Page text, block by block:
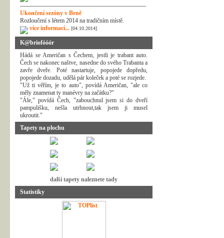
---------------------------------------------------------------
Ukončení sezóny v Brně
Rozloučení s létem 2014 na tradičním místě.
více informací... [04.10.2014]
K@briofóóór
Hádá se Američan s Čechem, jestli je trabant auto.
Čech se nakonec naštve, nasedne do svého Trabanta a
zavře dveře. Poté nastartuje, popojede dopředu,
popojede dozadu, udělá pár koleček a poté se rozjede.
"Už ti věřím, je to auto", povídá Američan, "ale co
měly znamenat ty manévry na začátku?"
"Ále," povídá Čech, "zabouchnul jsem si do dveří
pampulišku, nešla utrhnout,tak jsem ji musel
ukroutit."
Tapety na plochu
další tapety naleznete tady
Statistiky